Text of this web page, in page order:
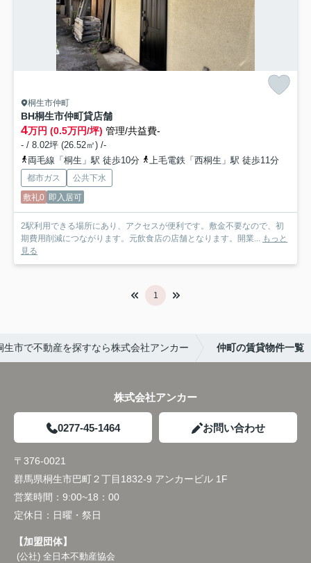
桐生市仲町
BH桐生市仲町貸店舗
4万円 (0.5万円/坪) 管理/共益費-
- / 8.02坪 (26.52㎡) /-
両毛線「桐生」駅 徒歩10分
上毛電鉄「西桐生」駅 徒歩11分
都市ガス
公共下水
敷礼0 即入居可
2駅利用できる場所にあり、アクセスが便利です。敷金不要なので、初
期費用削減につながります。元飲食店の店舗となります。開業... もっと
見る
1
生市で不動産を探すなら株式会社アンカー 仲町の賃貸物件一覧
株式会社アンカー
0277-45-1464 お問い合わせ
〒376-0021
群馬県桐生市巴町２丁目1832-9 アンカービル 1F
営業時間： 9:00~18：00
定休日： 日曜・祭日
【加盟団体】
(公社) 全日本不動産協会